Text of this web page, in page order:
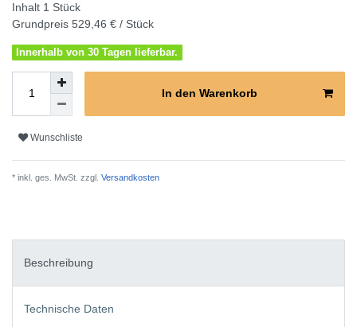
Inhalt 1 Stück
Grundpreis 529,46 € / Stück
Innerhalb von 30 Tagen lieferbar.
In den Warenkorb
Wunschliste
* inkl. ges. MwSt. zzgl. Versandkosten
Beschreibung
Technische Daten